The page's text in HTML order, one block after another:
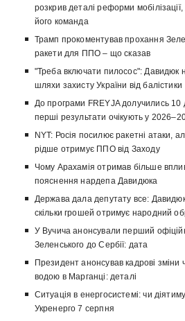
розкрив деталі реформи мобілізації,
його команда
Трамп прокоментував прохання
ракети для ППО – що сказав
"Треба включати пилосос": Давидюк
шляхи захисту України від балістики
До програми FREYJA долучились 10
перші результати очікують у
NYT: Росія посилює ракетні атаки,
рідше отримує ППО від Заходу
Чому Арахамія отримав більше
пояснення нардепа Давидюка
Держава дала депутату все:
скільки грошей отримує народний
У Вучича анонсували перший
Зеленського до Сербії: дата
Президент анонсував кадрові зміни
водою в Марганці: деталі
Ситуація в енергосистемі: чи
Укренерго 7 серпня